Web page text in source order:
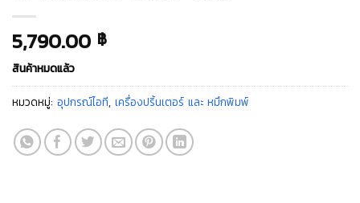
5,790.00 ฿
สินค้าหมดแล้ว
หมวดหมู่: อุปกรณ์ไอที, เครื่องปริ้นเตอร์ และ หมึกพิมพ์